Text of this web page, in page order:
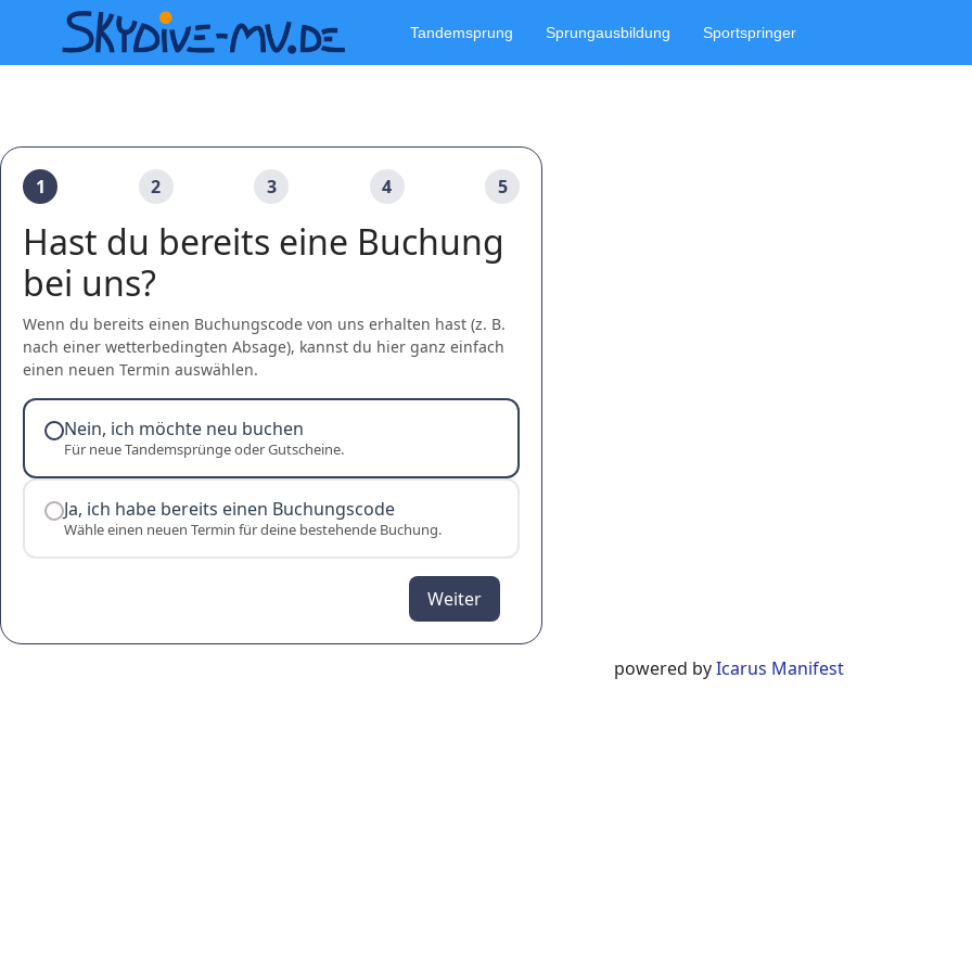
Tandemsprung Sprungausbildung Sportspringer
1 2 3 4 5
Hast du bereits eine Buchung
bei uns?
Wenn du bereits einen Buchungscode von uns erhalten hast (z. B.
nach einer wetterbedingten Absage), kannst du hier ganz einfach
einen neuen Termin auswählen.
Nein, ich möchte neu buchen
Für neue Tandemsprünge oder Gutscheine.
Ja, ich habe bereits einen Buchungscode
Wähle einen neuen Termin für deine bestehende Buchung.
Weiter
powered byIcarus Manifest